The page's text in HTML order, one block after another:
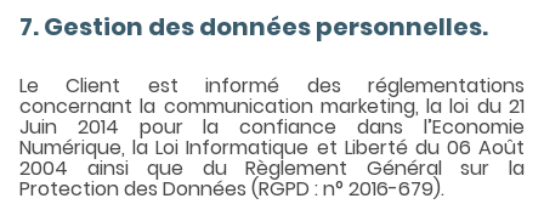
7. Gestion des données personnelles.
Le Client est informé des réglementations
concernant la communication marketing, la loi du 21
Juin 2014 pour la confiance dans l’Economie
Numérique, la Loi Informatique et Liberté du 06 Août
2004 ainsi que du Règlement Général sur la
Protection des Données (RGPD : n° 2016-679).